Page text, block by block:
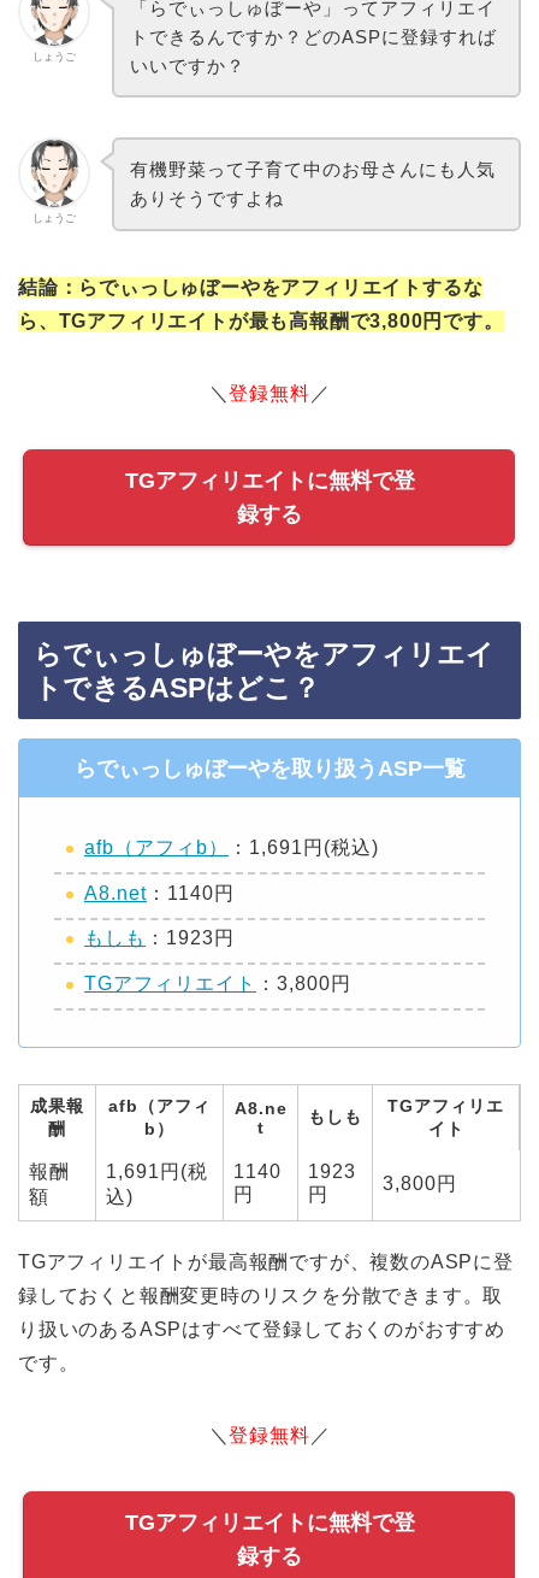
しょうご
「らでぃっしゅぼーや」ってアフィリエイ
トできるんですか？どのASPに登録すれば
いいですか？
しょうご
有機野菜って子育て中のお母さんにも人気
ありそうですよね
結論：らでぃっしゅぼーやをアフィリエイトするな
ら、TGアフィリエイトが最も高報酬で3,800円です。
＼登録無料 ／
TGアフィリエイトに無料で登
録する
らでぃっしゅぼーやをアフィリエイ
トできるASPはどこ？
らでぃっしゅぼーやを取り扱うASP一覧
afb（アフィb） ：1,691円(税込)
A8.net ：1140円
もしも ：1923円
TGアフィリエイト ：3,800円
成果報
酬
afb（アフィ
b）
A8.ne
t
もしも
TGアフィリエ
イト
報酬
額
1,691円(税
込)
1140
円
1923
円
3,800円
TGアフィリエイトが最高報酬ですが、複数のASPに登
録しておくと報酬変更時のリスクを分散できます。取
り扱いのあるASPはすべて登録しておくのがおすすめ
です。
＼登録無料 ／
TGアフィリエイトに無料で登
録する